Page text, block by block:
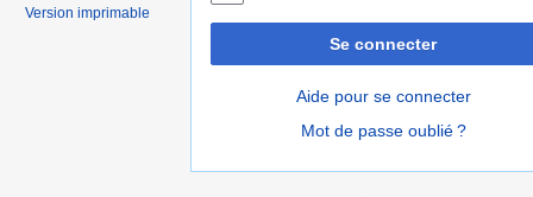
Se connecter
Aide pour se connecter
Mot de passe oublié ?
Version imprimable